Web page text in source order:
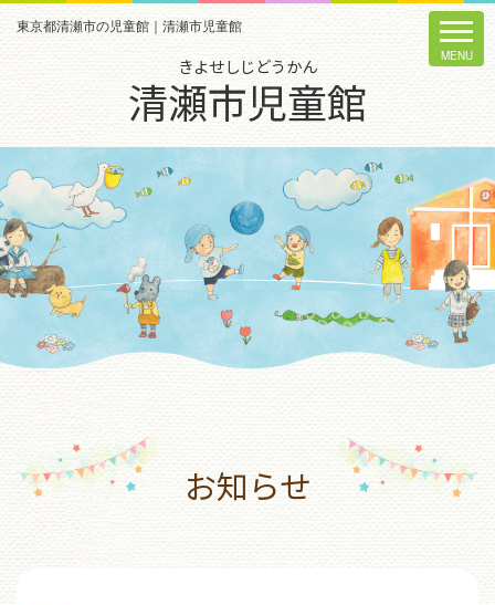
東京都清瀬市の児童館｜清瀬市児童館
きよせしじどうかん
清瀬市児童館
お知らせ